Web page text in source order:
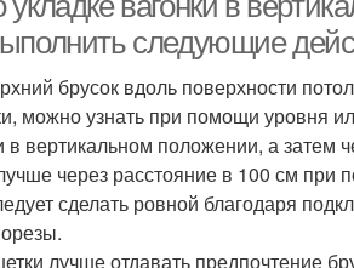
следующие
брусок вдоль поверхности
можно узнать при помощи уровня
в вертикальном положении, а затем
через расстояние в 100 см
сделать ровной благодаря
лучше отдавать предпочтение